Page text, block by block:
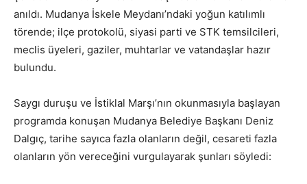
anıldı. Mudanya İskele Meydanı’ndaki yoğun katılımlı
törende; ilçe protokolü, siyasi parti ve STK temsilcileri,
meclis üyeleri, gaziler, muhtarlar ve vatandaşlar hazır
bulundu.
Saygı duruşu ve İstiklal Marşı’nın okunmasıyla başlayan
programda konuşan Mudanya Belediye Başkanı Deniz
Dalgıç, tarihe sayıca fazla olanların değil, cesareti fazla
olanların yön vereceğini vurgulayarak şunları söyledi: